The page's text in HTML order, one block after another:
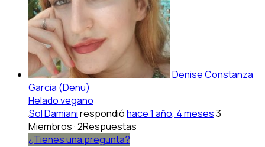
Denise Constanza
Garcia (Denu)
Helado vegano
Sol Damianirespondióhace 1 año, 4 meses3
Miembros·2Respuestas
¿Tienes una pregunta?